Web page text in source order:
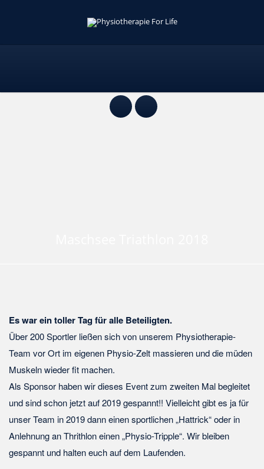
Es war ein toller Tag für alle Beteiligten.
Über 200 Sportler ließen sich von unserem Physiotherapie-
Team vor Ort im eigenen Physio-Zelt massieren und die müden
Muskeln wieder fit machen.
Als Sponsor haben wir dieses Event zum zweiten Mal begleitet
und sind schon jetzt auf 2019 gespannt!! Vielleicht gibt es ja für
unser Team in 2019 dann einen sportlichen „Hattrick“ oder in
Anlehnung an Thrithlon einen „Physio-Tripple“. Wir bleiben
gespannt und halten euch auf dem Laufenden.